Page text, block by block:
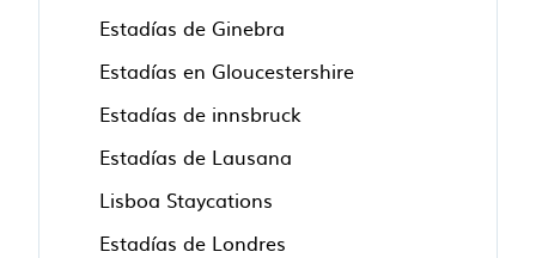
Estadías de Ginebra
Estadías en Gloucestershire
Estadías de innsbruck
Estadías de Lausana
Lisboa Staycations
Estadías de Londres